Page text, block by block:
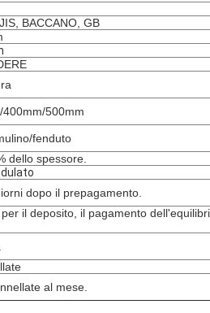
BACCANO, GB
400mm/500mm
fenduto
dello spessore.
dopo il prepagamento.
il deposito, il pagamento
al mese.